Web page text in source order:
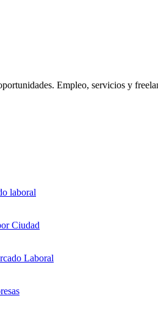
Empleo, servicios y
laboral
Ciudad
Laboral